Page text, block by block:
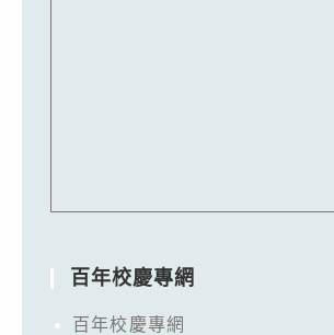
百年校慶專網
百年校慶專網